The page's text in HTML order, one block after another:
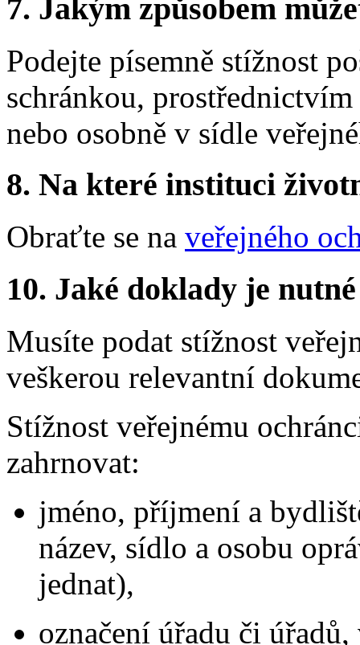
7. Jakým způsobem
Podejte písemně stížnost
schránkou,
nebo osobně v sídle
8. Na které instituci
Obraťte se na veřejného
10. Jaké doklady je
Musíte podat stížnost
veškerou relevantní
Stížnost veřejnému
zahrnovat:
jméno, příjmení a
název, sídlo a osobu
jednat),
označení úřadu či